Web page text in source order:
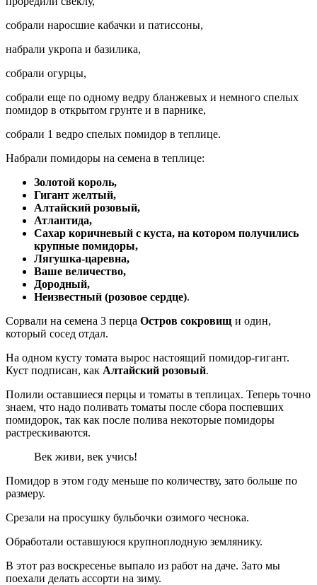
собрали наросшие кабачки и патиссоны,
набрали укропа и базилика,
собрали огурцы,
собрали еще по одному ведру бланжевых и немного спелых
помидор в открытом грунте и в парнике,
собрали 1 ведро спелых помидор в теплице.
Набрали помидоры на семена в теплице:
Золотой король,
Гигант желтый,
Алтайский розовый,
Атлантида,
Сахар коричневый с куста, на котором получились
крупные помидоры,
Лягушка-царевна,
Ваше величество,
Дородный,
Неизвестный (розовое сердце).
Сорвали на семена 3 перца Остров сокровищ и один,
который сосед отдал.
На одном кусту томата вырос настоящий помидор-гигант.
Куст подписан, как Алтайский розовый.
Полили оставшиеся перцы и томаты в теплицах. Теперь точно
знаем, что надо поливать томаты после сбора поспевших
помидорок, так как после полива некоторые помидоры
растрескиваются.
Век живи, век учись!
Помидор в этом году меньше по количеству, зато больше по
размеру.
Срезали на просушку бульбочки озимого чеснока.
Обработали оставшуюся крупноплодную землянику.
В этот раз воскресенье выпало из работ на даче. Зато мы
поехали делать ассорти на зиму.